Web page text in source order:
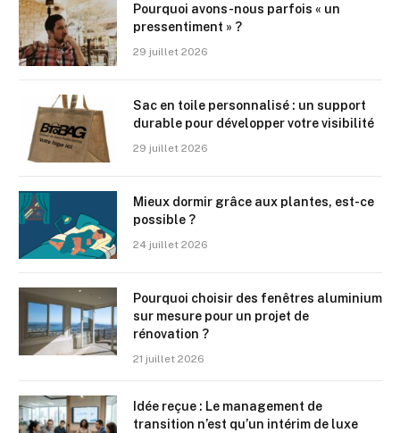
Pourquoi avons-nous parfois « un
pressentiment » ?
29 juillet 2026
Sac en toile personnalisé : un support
durable pour développer votre visibilité
29 juillet 2026
Mieux dormir grâce aux plantes, est-ce
possible ?
24 juillet 2026
Pourquoi choisir des fenêtres aluminium
sur mesure pour un projet de
rénovation ?
21 juillet 2026
Idée reçue : Le management de
transition n’est qu’un intérim de luxe